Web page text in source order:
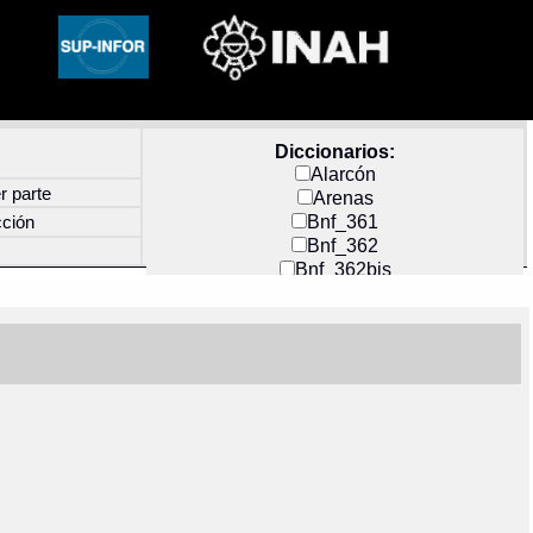
Diccionarios:
Alarcón
Arenas
Bnf_361
Bnf_362
Bnf_362bis
Docs_México
parte